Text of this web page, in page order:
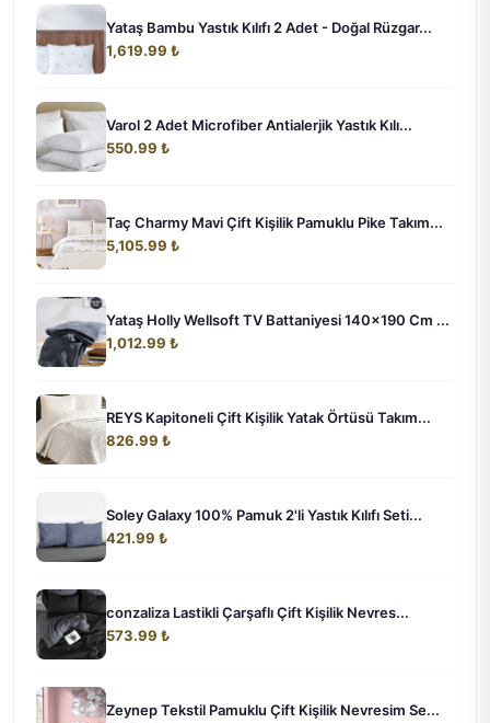
Yataş Bambu Yastık Kılıfı 2 Adet - Doğal Rüzgar...
1,619.99 ₺
Varol 2 Adet Microfiber Antialerjik Yastık Kılı...
550.99 ₺
Taç Charmy Mavi Çift Kişilik Pamuklu Pike Takım...
5,105.99 ₺
Yataş Holly Wellsoft TV Battaniyesi 140x190 Cm ...
1,012.99 ₺
REYS Kapitoneli Çift Kişilik Yatak Örtüsü Takım...
826.99 ₺
Soley Galaxy 100% Pamuk 2'li Yastık Kılıfı Seti...
421.99 ₺
conzaliza Lastikli Çarşaflı Çift Kişilik Nevres...
573.99 ₺
Zeynep Tekstil Pamuklu Çift Kişilik Nevresim Se...